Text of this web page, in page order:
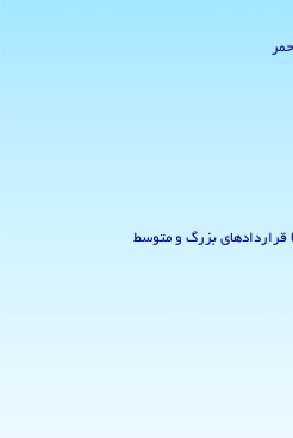
قراردادهای بزرگ و متوسط